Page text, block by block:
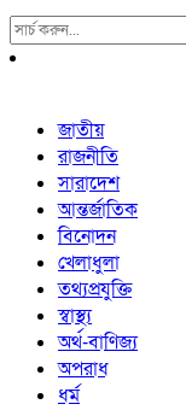
Search
For:
জাতীয়
রাজনীতি
সারাদেশ
আন্তর্জাতিক
বিনোদন
খেলাধুলা
তথ্যপ্রযুক্তি
স্বাস্থ্য
অর্থ-বাণিজ্য
অপরাধ
ধর্ম